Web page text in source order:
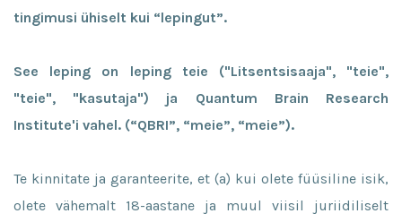
tingimusi ühiselt kui “lepingut”.
See leping on leping teie ("Litsentsisaaja", "teie",
"teie", "kasutaja") ja Quantum Brain Research
Institute'i vahel. (“QBRI”, “meie”, “meie”).
Te kinnitate ja garanteerite, et (a) kui olete füüsiline isik,
olete vähemalt 18-aastane ja muul viisil juriidiliselt